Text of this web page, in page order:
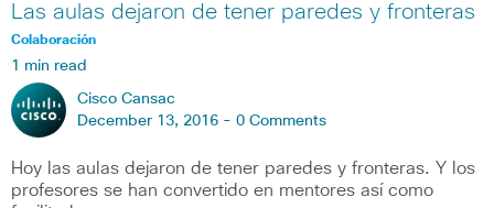
Las aulas dejaron de tener paredes y fronteras
Colaboración
1 min read
Cisco Cansac
December 13, 2016 - 0 Comments
Hoy las aulas dejaron de tener paredes y fronteras. Y los
profesores se han convertido en mentores así como